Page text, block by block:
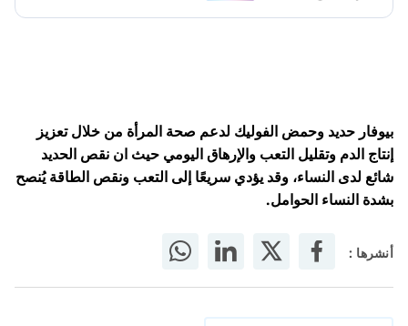
بيوفار حديد وحمض الفوليك لدعم صحة المرأة من خلال تعزيز
إنتاج الدم وتقليل التعب والإرهاق اليومي حيث ان نقص الحديد
شائع لدى النساء، وقد يؤدي سريعًا إلى التعب ونقص الطاقة يُنصح
بشدة النساء الحوامل.
أنشرها :